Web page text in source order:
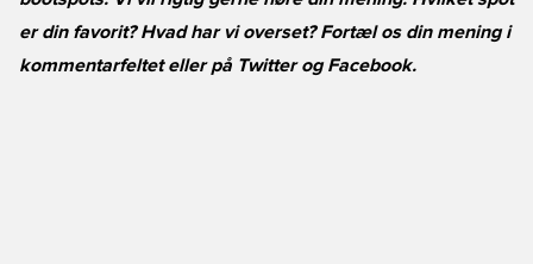
er din favorit? Hvad har vi overset? Fortæl os din mening i
kommentarfeltet eller på TwitterogFacebook.